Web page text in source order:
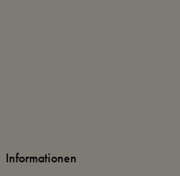
Informationen